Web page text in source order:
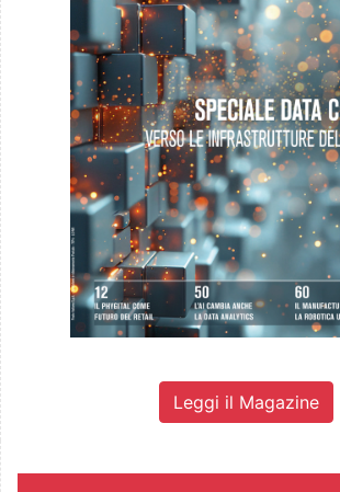
Leggi il Magazine